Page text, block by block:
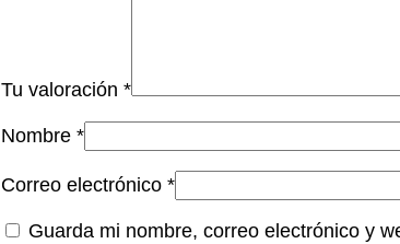
Tu valoración *
Nombre *
Correo electrónico *
Guarda mi nombre, correo electrónico y